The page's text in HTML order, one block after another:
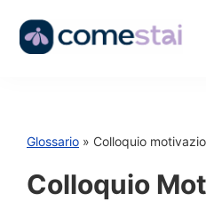
Glossario » Colloquio
Colloquio